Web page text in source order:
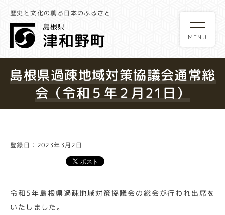
歴史と文化の薫る日本のふるさと
島根県過疎地域対策協議会通常総
会（令和５年２月21日）
登録日：2023年3月2日
令和5年島根県過疎地域対策協議会の総会が行われ出席を
いたしました。